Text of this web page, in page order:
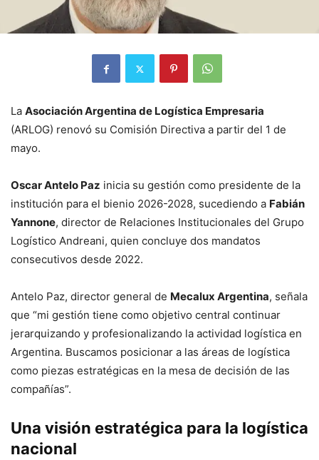
La Asociación Argentina de Logística Empresaria
(ARLOG) renovó su Comisión Directiva a partir del 1 de
mayo.
Oscar Antelo Paz inicia su gestión como presidente de la
institución para el bienio 2026-2028, sucediendo a Fabián
Yannone, director de Relaciones Institucionales del Grupo
Logístico Andreani, quien concluye dos mandatos
consecutivos desde 2022.
Antelo Paz, director general de Mecalux Argentina, señala
que “mi gestión tiene como objetivo central continuar
jerarquizando y profesionalizando la actividad logística en
Argentina. Buscamos posicionar a las áreas de logística
como piezas estratégicas en la mesa de decisión de las
compañías”.
Una visión estratégica para la logística
nacional